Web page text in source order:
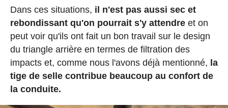
Dans ces situations, il n'est pas aussi sec et
rebondissant qu'on pourrait s'y attendreet on
peut voir qu'ils ont fait un bon travail sur le design
du triangle arrière en termes de filtration des
impacts et, comme nous l'avons déjà mentionné, la
tige de selle contribue beaucoup au confort de
la conduite.